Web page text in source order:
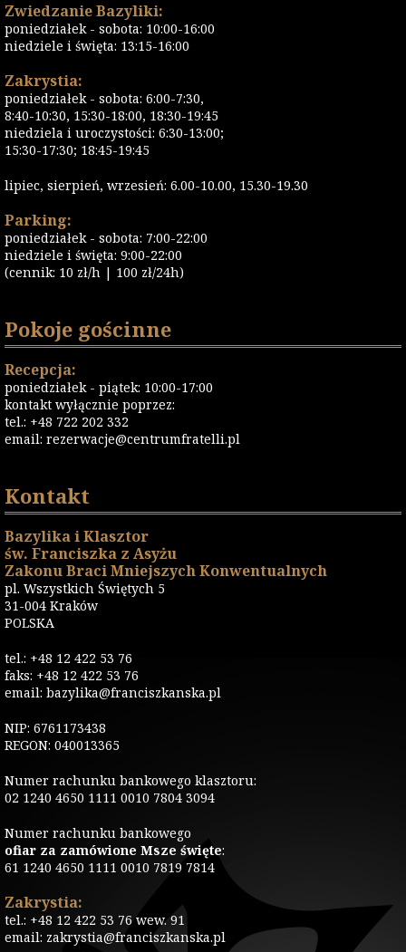
Zwiedzanie Bazyliki:
poniedziałek - sobota: 10:00-16:00
niedziele i święta: 13:15-16:00
Zakrystia:
poniedziałek - sobota: 6:00-7:30,
8:40-10:30, 15:30-18:00, 18:30-19:45
niedziela i uroczystości: 6:30-13:00;
15:30-17:30; 18:45-19:45
lipiec, sierpień, wrzesień: 6.00-10.00, 15.30-19.30
Parking:
poniedziałek - sobota: 7:00-22:00
niedziele i święta: 9:00-22:00
(cennik: 10 zł/h | 100 zł/24h)
Pokoje gościnne
Recepcja:
poniedziałek - piątek: 10:00-17:00
kontakt wyłącznie poprzez:
tel.: +48 722 202 332
email: rezerwacje@centrumfratelli.pl
Kontakt
Bazylika i Klasztor
św. Franciszka z Asyżu
Zakonu Braci Mniejszych Konwentualnych
pl. Wszystkich Świętych 5
31-004 Kraków
POLSKA
tel.: +48 12 422 53 76
faks: +48 12 422 53 76
email: bazylika@franciszkanska.pl
NIP: 6761173438
REGON: 040013365
Numer rachunku bankowego klasztoru:
02 1240 4650 1111 0010 7804 3094
Numer rachunku bankowego
ofiar za zamówione Msze święte:
61 1240 4650 1111 0010 7819 7814
Zakrystia:
tel.: +48 12 422 53 76 wew. 91
email: zakrystia@franciszkanska.pl